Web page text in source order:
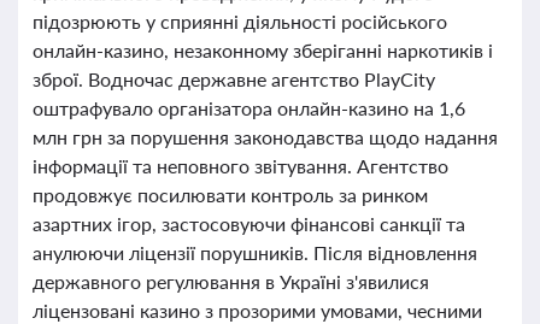
підозрюють у сприянні діяльності російського
онлайн-казино, незаконному зберіганні наркотиків і
зброї. Водночас державне агентство PlayCity
оштрафувало організатора онлайн-казино на 1,6
млн грн за порушення законодавства щодо надання
інформації та неповного звітування. Агентство
продовжує посилювати контроль за ринком
азартних ігор, застосовуючи фінансові санкції та
анулюючи ліцензії порушників. Після відновлення
державного регулювання в Україні з'явилися
ліцензовані казино з прозорими умовами, чесними